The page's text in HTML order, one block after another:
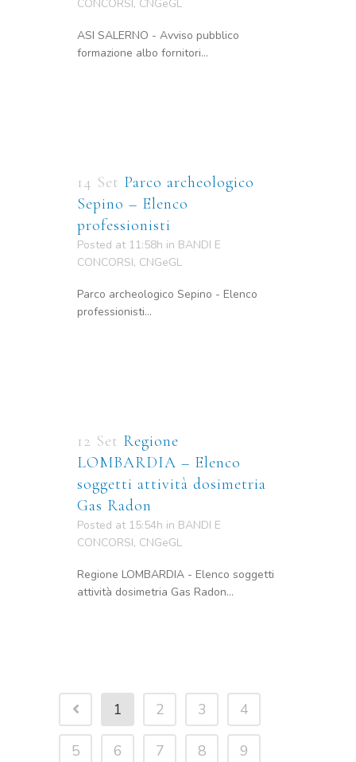
CONCORSI, CNGeGL
ASI SALERNO - Avviso pubblico
formazione albo fornitori...
14 Set Parco archeologico
Sepino – Elenco
professionisti
Posted at 11:58h in BANDI E
CONCORSI, CNGeGL
Parco archeologico Sepino - Elenco
professionisti...
12 Set Regione
LOMBARDIA – Elenco
soggetti attività dosimetria
Gas Radon
Posted at 15:54h in BANDI E
CONCORSI, CNGeGL
Regione LOMBARDIA - Elenco soggetti
attività dosimetria Gas Radon...
1 2 3 4
5 6 7 8 9